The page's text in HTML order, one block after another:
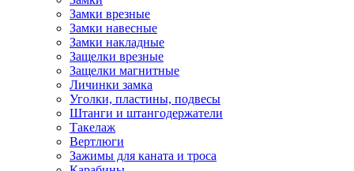
Замки врезные
Замки навесные
Замки накладные
Защелки врезные
Защелки магнитные
Личинки замка
Уголки, пластины, подвесы
Штанги и штангодержатели
Такелаж
Вертлюги
Зажимы для каната и троса